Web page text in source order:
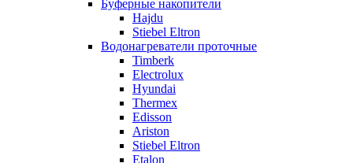
Буферные накопители
Hajdu
Stiebel Eltron
Водонагреватели проточные
Timberk
Electrolux
Hyundai
Thermex
Edisson
Ariston
Stiebel Eltron
Etalon